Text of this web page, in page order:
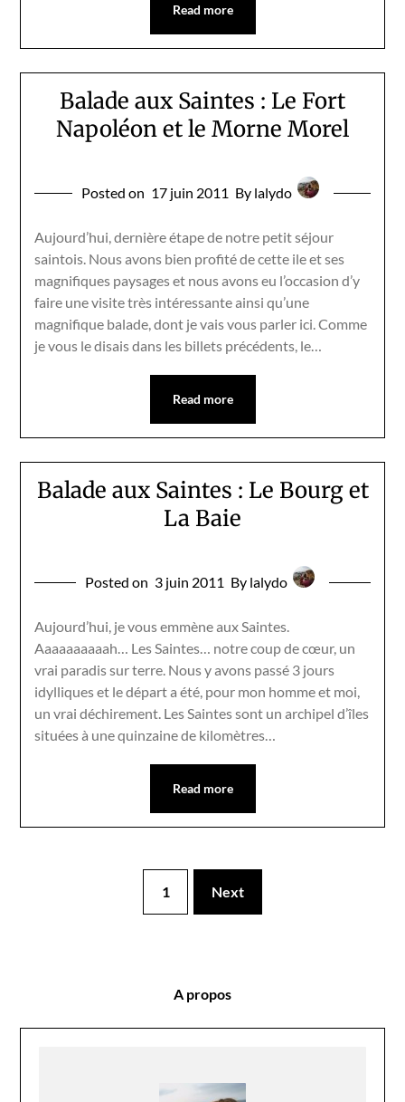
Read more
Balade aux Saintes : Le Fort
Napoléon et le Morne Morel
Posted on 17 juin 2011 By lalydo
Aujourd’hui, dernière étape de notre petit séjour
saintois. Nous avons bien profité de cette ile et ses
magnifiques paysages et nous avons eu l’occasion d’y
faire une visite très intéressante ainsi qu’une
magnifique balade, dont je vais vous parler ici. Comme
je vous le disais dans les billets précédents, le…
Read more
Balade aux Saintes : Le Bourg et
La Baie
Posted on 3 juin 2011 By lalydo
Aujourd’hui, je vous emmène aux Saintes.
Aaaaaaaaaah… Les Saintes… notre coup de cœur, un
vrai paradis sur terre. Nous y avons passé 3 jours
idylliques et le départ a été, pour mon homme et moi,
un vrai déchirement. Les Saintes sont un archipel d’îles
situées à une quinzaine de kilomètres…
Read more
1 Next
A propos